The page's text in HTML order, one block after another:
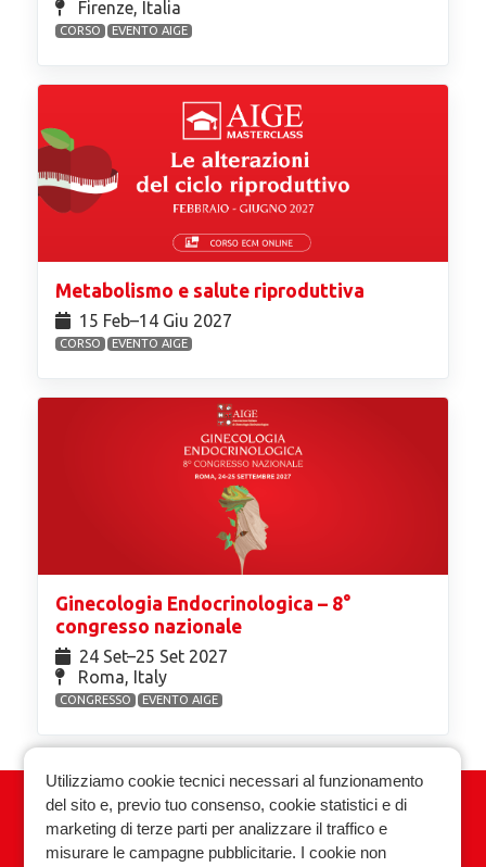
Firenze, Italia
CORSO EVENTO AIGE
Metabolismo e salute riproduttiva
15 Feb⁠–14 Giu 2027
CORSO EVENTO AIGE
Ginecologia Endocrinologica – 8°
congresso nazionale
24 Set⁠–25 Set 2027
Roma, Italy
CONGRESSO EVENTO AIGE
Associazione Italiana Ginecologia
Endocrinologica
Utilizziamo cookie tecnici necessari al funzionamento
del sito e, previo tuo consenso, cookie statistici e di
marketing di terze parti per analizzare il traffico e
misurare le campagne pubblicitarie. I cookie non